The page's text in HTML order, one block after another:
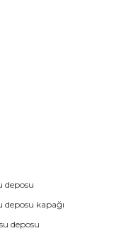
yapın!
ve diğer
deposu
deposu kapağı
deposu